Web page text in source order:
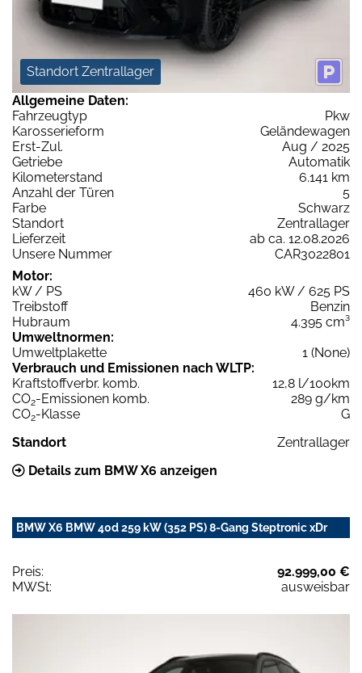
Standort Zentrallager
Allgemeine Daten:
Fahrzeugtyp
Pkw
Karosserieform
Geländewagen
Erst-Zul.
Aug / 2025
Getriebe
Automatik
Kilometerstand
6.141 km
Anzahl der Türen
5
Farbe
Schwarz
Standort
Zentrallager
Lieferzeit
ab ca. 12.08.2026
Unsere Nummer
CAR3022801
Motor:
kW / PS
460 kW / 625 PS
Treibstoff
Benzin
Hubraum
4.395 cm³
Umweltnormen:
Umweltplakette
1 (None)
Verbrauch und Emissionen nach WLTP:
Kraftstoffverbr. komb.
12,8 l/100km
CO2-Emissionen komb.
289 g/km
CO2-Klasse
G
Standort
Zentrallager
Details zum BMW X6 anzeigen
BMW X6 BMW 40d 259 kW (352 PS) 8-Gang Steptronic xDr
Preis:
92.999,00 €
MWSt:
ausweisbar